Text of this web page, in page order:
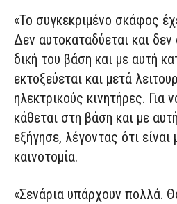
«Το συγκεκριμένο σκάφος
Δεν αυτοκαταδύεται και δεν
δική του βάση και με αυτή
εκτοξεύεται και μετά
ηλεκτρικούς κινητήρες. Για
κάθεται στη βάση και με
εξήγησε, λέγοντας ότι είναι
καινοτομία.
«Σενάρια υπάρχουν πολλά.